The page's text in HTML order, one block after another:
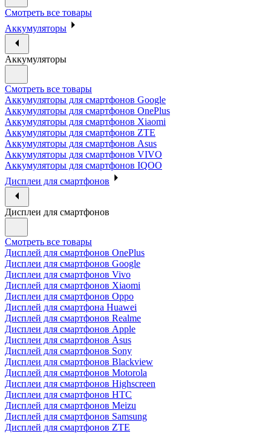
Смотреть все товары
Аккумуляторы
Аккумуляторы
Смотреть все товары
Аккумуляторы для смартфонов Google
Аккумуляторы для смартфонов OnePlus
Аккумуляторы для смартфонов Xiaomi
Аккумуляторы для смартфонов ZTE
Аккумуляторы для cмартфонов Asus
Аккумуляторы для смартфонов VIVO
Аккумуляторы для смартфонов IQOO
Дисплеи для смартфонов
Дисплеи для смартфонов
Смотреть все товары
Дисплей для смартфонов OnePlus
Дисплеи для смартфонов Google
Дисплеи для смартфонов Vivo
Дисплей для смартфонов Xiaomi
Дисплеи для смартфонов Oppo
Дисплей для смартфона Huawei
Дисплей для смартфонов Realme
Дисплеи для смартфонов Apple
Дисплеи для смартфонов Asus
Дисплей для смартфонов Sony
Дисплеи для смартфонов Blackview
Дисплей для смартфонов Motorola
Дисплеи для смартфонов Highscreen
Дисплеи для смартфонов HTC
Дисплей для смартфонов Meizu
Дисплей для смартфонов Samsung
Дисплей для смартфонов ZTE